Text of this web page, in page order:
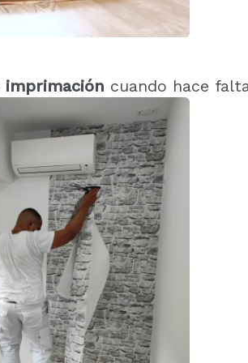
imprimación cuando hace